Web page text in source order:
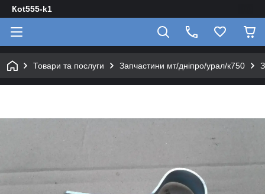
Кot555-k1
Товари та послуги Запчастини мт/дніпро/урал/к750